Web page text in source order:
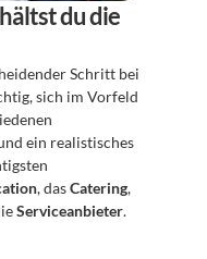
du die
Schritt bei
sich im Vorfeld
, das Catering,
Serviceanbieter.